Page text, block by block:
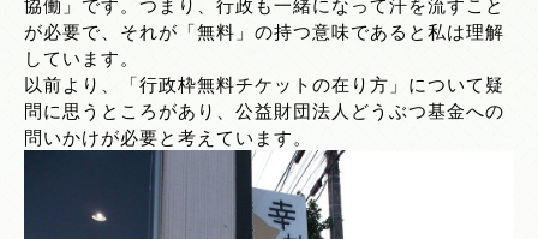
が必要で、それが「無料」の持つ意味であると私は理解
しています。
以前より、「行政枠無料チケットの在り方」について疑
問に思うところがあり、公益財団法人どうぶつ基金への
問いかけが必要と考えています。